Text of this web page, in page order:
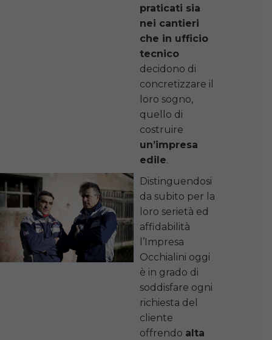
praticati sia
nei cantieri
che in ufficio
tecnico
decidono di
concretizzare il
loro sogno,
quello di
costruire
un’impresa
edile.
Distinguendosi
da subito per la
loro serietà ed
affidabilità
l’Impresa
Occhialini oggi
è in grado di
soddisfare ogni
richiesta del
cliente
offrendo alta